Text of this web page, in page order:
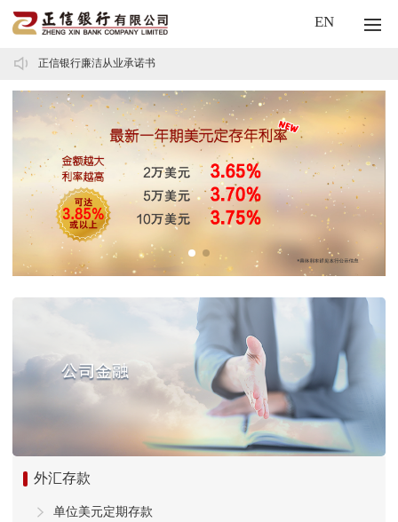
EN
正信银行廉洁从业承诺书
正信银行供应商行为准则
关于我行手机银行系统功能升级的公告
外汇存款
单位美元定期存款